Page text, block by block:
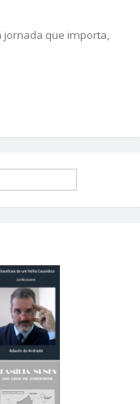
jornada que importa,